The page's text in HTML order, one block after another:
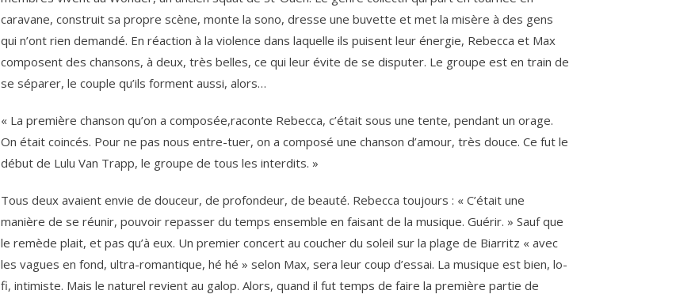
caravane, construit sa propre scène, monte la sono, dresse une buvette et met la misère à des gens
qui n’ont rien demandé. En réaction à la violence dans laquelle ils puisent leur énergie, Rebecca et Max
composent des chansons, à deux, très belles, ce qui leur évite de se disputer. Le groupe est en train de
se séparer, le couple qu’ils forment aussi, alors…
« La première chanson qu’on a composée,raconte Rebecca, c’était sous une tente, pendant un orage.
On était coincés. Pour ne pas nous entre-tuer, on a composé une chanson d’amour, très douce. Ce fut le
début de Lulu Van Trapp, le groupe de tous les interdits. »
Tous deux avaient envie de douceur, de profondeur, de beauté. Rebecca toujours : « C’était une
manière de se réunir, pouvoir repasser du temps ensemble en faisant de la musique. Guérir. » Sauf que
le remède plait, et pas qu’à eux. Un premier concert au coucher du soleil sur la plage de Biarritz « avec
les vagues en fond, ultra-romantique, hé hé » selon Max, sera leur coup d’essai. La musique est bien, lo-
fi, intimiste. Mais le naturel revient au galop. Alors, quand il fut temps de faire la première partie de